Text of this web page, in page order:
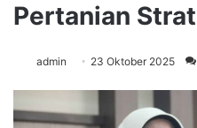
Pertanian
admin 23 Oktober 2025